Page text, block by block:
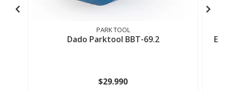
PARK TOOL
Dado Parktool BBT-69.2
$29.990